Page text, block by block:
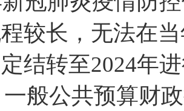
较长， 无法在
结转至2024年
般公共预算财